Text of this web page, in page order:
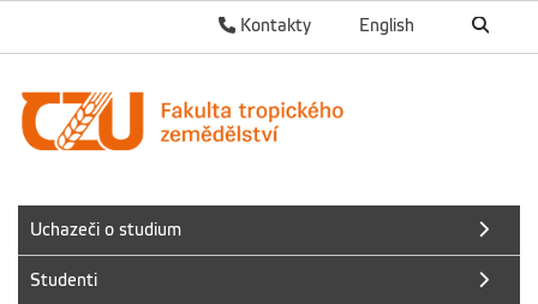
English
Kontakty
Uchazeči o studium
Studenti